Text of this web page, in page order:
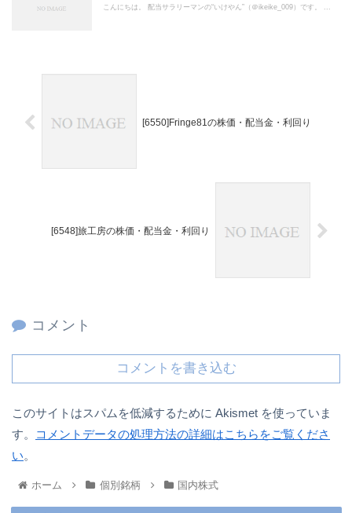
こんにちは。 配当サラリーマンの“いけやん”（＠ikeike_009）です。 ...
[6550]Fringe81の株価・配当金・利回り
[6548]旅工房の株価・配当金・利回り
コメント
コメントを書き込む
このサイトはスパムを低減するために Akismet を使っていま
す。
コメントデータの処理方法の詳細はこちらをご覧くださ
い。
ホーム 個別銘柄 国内株式